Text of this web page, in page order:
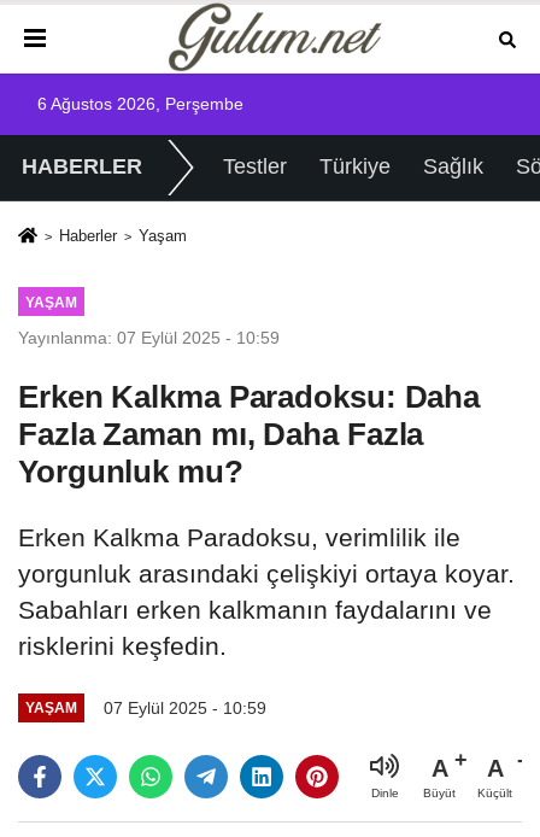
6 Ağustos 2026, Perşembe
HABERLER Testler Türkiye Sağlık
Haberler Yaşam
YAŞAM
Yayınlanma: 07 Eylül 2025 - 10:59
Erken Kalkma Paradoksu: Daha
Fazla Zaman mı, Daha Fazla
Yorgunluk mu?
Erken Kalkma Paradoksu, verimlilik ile
yorgunluk arasındaki çelişkiyi ortaya koyar.
Sabahları erken kalkmanın faydalarını ve
risklerini keşfedin.
YAŞAM 07 Eylül 2025 - 10:59
Dinle
A
Büyüt
A
Küçült